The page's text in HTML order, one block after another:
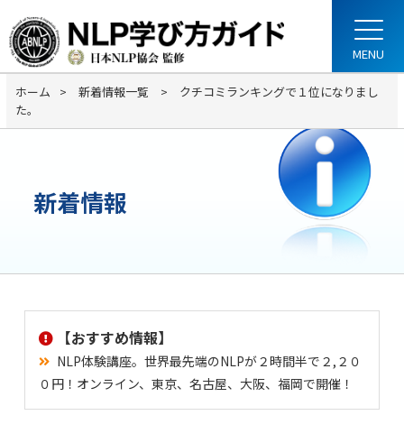
ホーム 新着情報一覧
クチコミランキングで１位になりまし
た。
新着情報
【おすすめ情報】
NLP体験講座。世界最先端のNLPが２時間半で２,２０
０円！オンライン、東京、名古屋、大阪、福岡で開催！